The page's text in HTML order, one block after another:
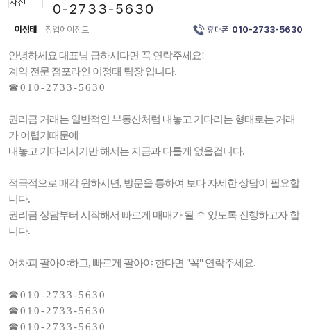
0 - 2 7 3 3 - 5 6 3 0
이정태 창업에이전트 휴대폰 010-2733-5630
안녕하세요 대표님 급하시다면 꼭 연락주세요!
계약 전문 점포라인 이정태 팀장 입니다.
☎ 0 1 0 - 2 7 3 3 - 5 6 3 0
권리금 거래는 일반적인 부동산처럼 내놓고 기다리는 형태로는 거래
가 어렵기때문에
내놓고 기다리시기만 해서는 지금과 다를게 없을겁니다.
적극적으로 매각 원하시면, 방문을 통하여 보다 자세한 상담이 필요합
니다.
권리금 상담부터 시작해서 빠르게 매매가 될 수 있도록 진행하고자 합
니다.
어차피 팔아야하고, 빠르게 팔아야 한다면 "꼭" 연락주세요.
☎ 0 1 0 - 2 7 3 3 - 5 6 3 0
☎ 0 1 0 - 2 7 3 3 - 5 6 3 0
☎ 0 1 0 - 2 7 3 3 - 5 6 3 0